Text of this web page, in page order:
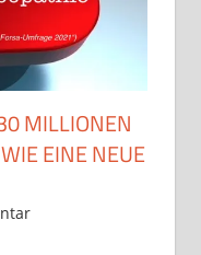
MILLIONEN
EINE NEUE